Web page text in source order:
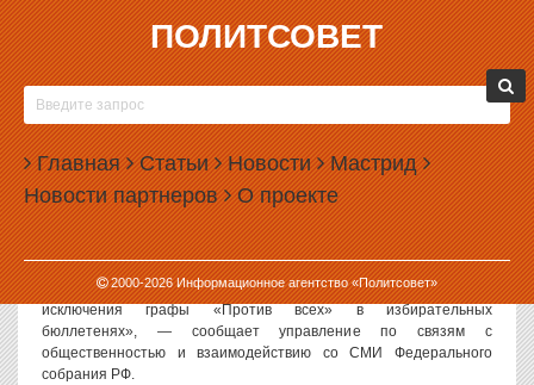
ПОЛИТСОВЕТ
Главная Статьи Новости Мастрид
Новости партнеров О проекте
2000-2026Информационное агентство «Политсовет»
09.06.2006, 08:00
СЕГОДНЯ ДЕПУТАТЫ ГОСДУМЫ РАССМОТРЯТ
ЗАКОНОПРОЕКТ ПО ВОПРОСУ ИСКЛЮЧЕНИЯ
ГРАФЫ «ПРОТИВ ВСЕХ» В ИЗБИРАТЕЛЬНЫХ
БЮЛЛЕТЕНЯХ
Политсовет, 9.06.2006. «9 июня депутаты Государственной Думы
на пленарном заседании рассмотрят в первом чтении проект
федерального закона «О внесении изменений в отдельные
законодательные акты Российской Федерации», по вопросу
исключения графы «Против всех» в избирательных
бюллетенях», — сообщает управление по связям с
общественностью и взаимодействию со СМИ Федерального
собрания РФ.